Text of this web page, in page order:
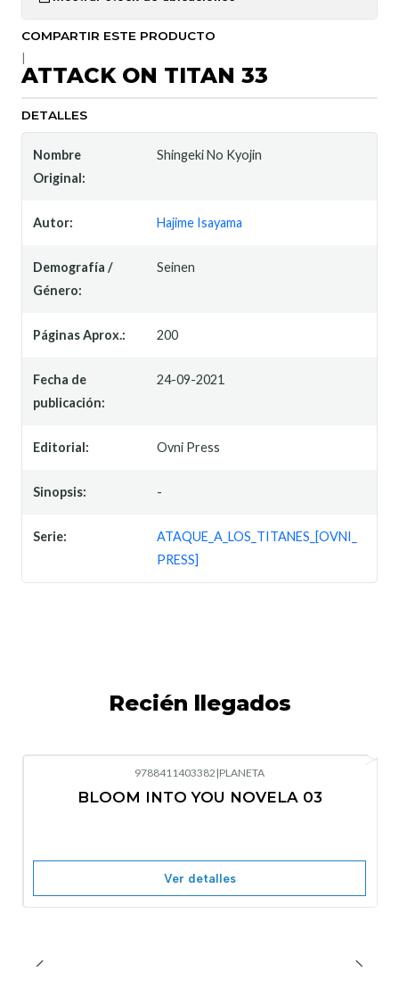
COMPARTIR ESTE PRODUCTO
ATTACK ON TITAN 33
DETALLES
Nombre
Original:
Shingeki No Kyojin
Autor: Hajime Isayama
Demografía /
Género:
Seinen
Páginas Aprox.: 200
Fecha de
publicación:
24-09-2021
Editorial: Ovni Press
Sinopsis: -
Serie:
ATAQUE_A_LOS_TITANES_[OVNI_
PRESS]
Recién llegados
Nuevo
9788411403382 |PLANETA
BLOOM INTO YOU NOVELA 03
Ver detalles